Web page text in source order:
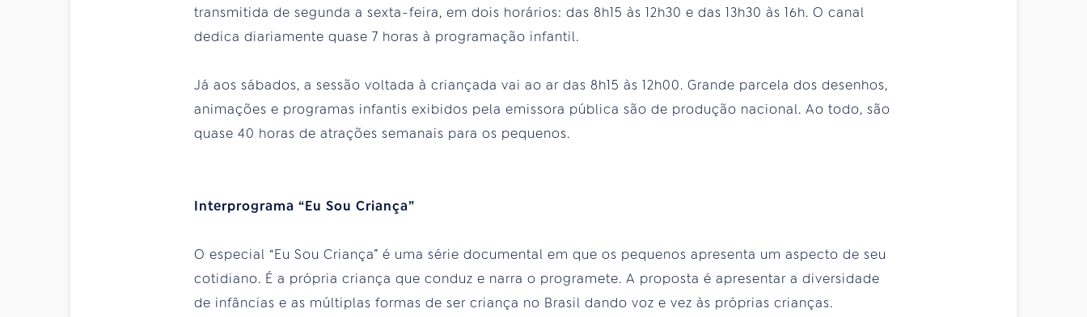
transmitida de segunda a sexta-feira, em dois horários: das 8h15 às 12h30 e das 13h30 às 16h. O canal
dedica diariamente quase 7 horas à programação infantil.
Já aos sábados, a sessão voltada à criançada vai ao ar das 8h15 às 12h00. Grande parcela dos desenhos,
animações e programas infantis exibidos pela emissora pública são de produção nacional. Ao todo, são
quase 40 horas de atrações semanais para os pequenos.
Interprograma “Eu Sou Criança”
O especial “Eu Sou Criança” é uma série documental em que os pequenos apresenta um aspecto de seu
cotidiano. É a própria criança que conduz e narra o programete. A proposta é apresentar a diversidade
de infâncias e as múltiplas formas de ser criança no Brasil dando voz e vez às próprias crianças.